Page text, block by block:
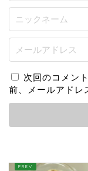
次回のコメン
前、メールアドレ